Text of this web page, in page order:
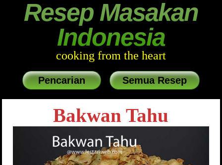
Resep Masakan
Indonesia
cooking from the heart
Pencarian Semua Resep
Bakwan Tahu